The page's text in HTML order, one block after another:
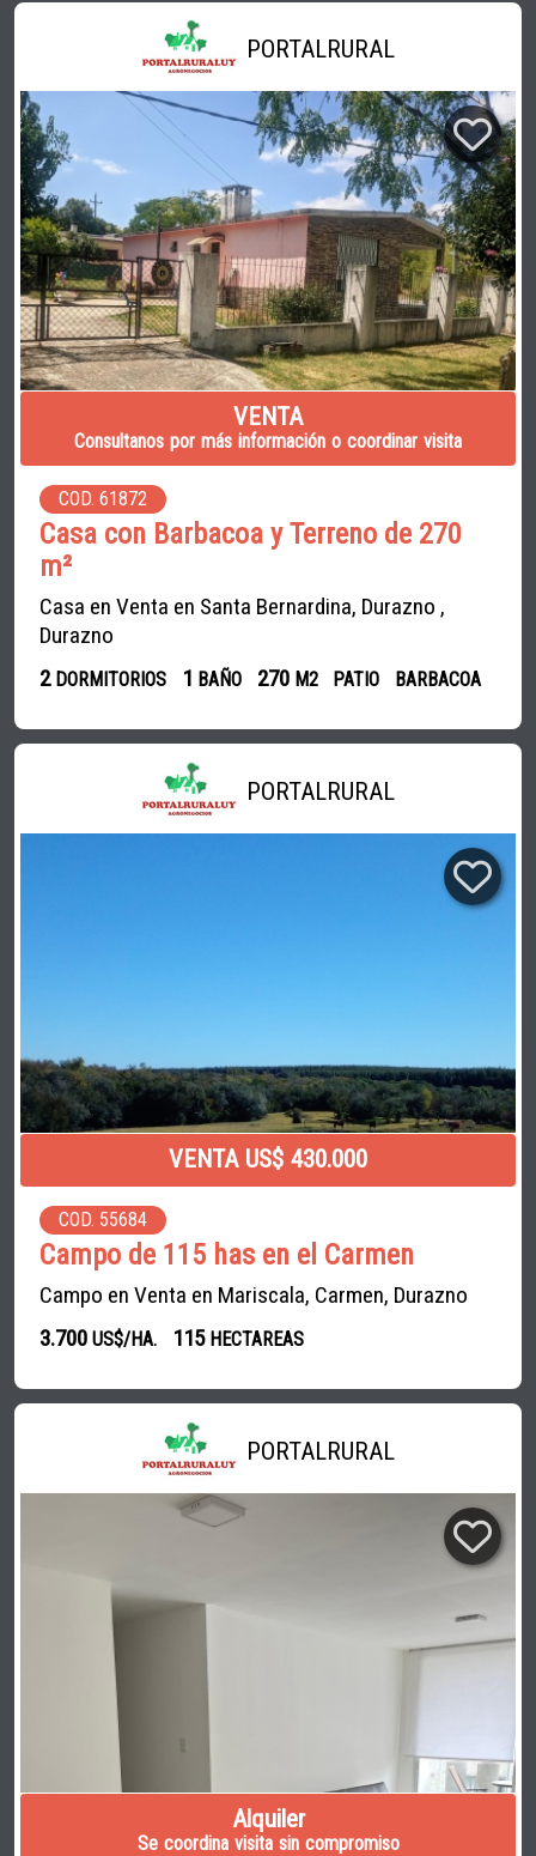
PORTALRURAL
VENTA
Consultanos por más información o coordinar visita
COD. 61872
Casa con Barbacoa y Terreno de 270
m²
Casa en Venta en Santa Bernardina, Durazno ,
Durazno
2DORMITORIOS 1 BAÑO 270 M2 PATIO BARBACOA
PORTALRURAL
VENTA US$ 430.000
COD. 55684
Campo de 115 has en el Carmen
Campo en Venta en Mariscala, Carmen, Durazno
3.700 US$/HA. 115 HECTAREAS
PORTALRURAL
Alquiler
Se coordina visita sin compromiso